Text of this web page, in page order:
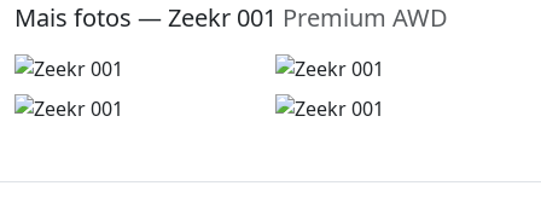
Mais fotos — Zeekr 001 Premium AWD